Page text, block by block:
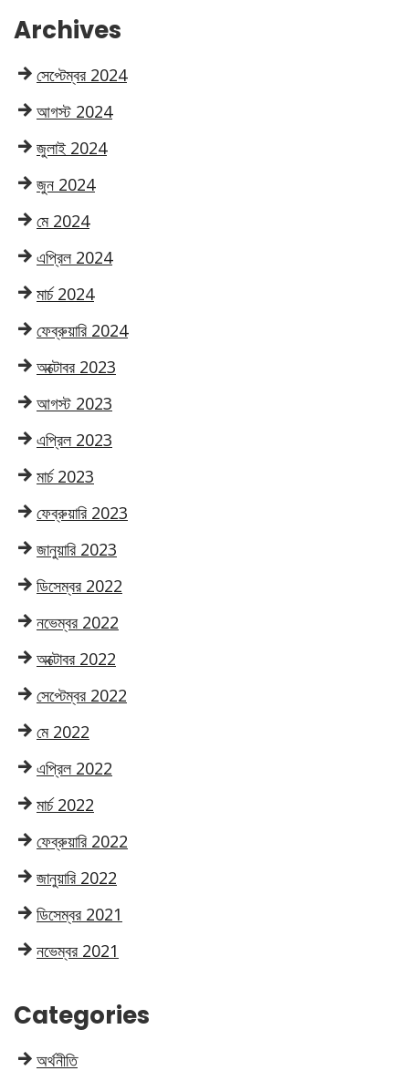
Archives
সেপ্টেম্বর 2024
আগস্ট 2024
জুলাই 2024
জুন 2024
মে 2024
এপ্রিল 2024
মার্চ 2024
ফেব্রুয়ারি 2024
অক্টোবর 2023
আগস্ট 2023
এপ্রিল 2023
মার্চ 2023
ফেব্রুয়ারি 2023
জানুয়ারি 2023
ডিসেম্বর 2022
নভেম্বর 2022
অক্টোবর 2022
সেপ্টেম্বর 2022
মে 2022
এপ্রিল 2022
মার্চ 2022
ফেব্রুয়ারি 2022
জানুয়ারি 2022
ডিসেম্বর 2021
নভেম্বর 2021
Categories
অর্থনীতি